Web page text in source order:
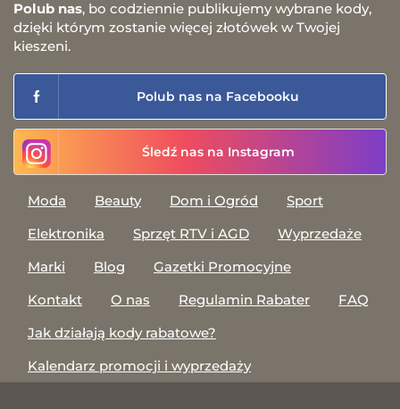
Polub nas, bo codziennie publikujemy wybrane kody,
dzięki którym zostanie więcej złotówek w Twojej
kieszeni.
Polub nas na Facebooku
Śledź nas na Instagram
Moda Beauty Dom i Ogród
Sport
Elektronika
Sprzęt RTV i AGD
Wyprzedaże
Marki
Blog
Gazetki Promocyjne
Kontakt
O nas Regulamin Rabater
FAQ
Jak działają kody rabatowe?
Kalendarz promocji i wyprzedaży